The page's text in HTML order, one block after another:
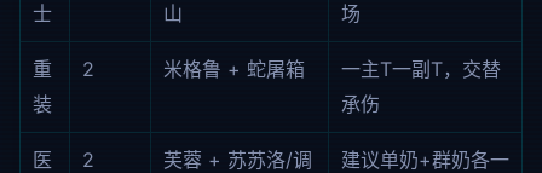
士
山
场
重
装
2 米格鲁 + 蛇屠箱
一主T一副T，交替
承伤
医
2
芙蓉 + 苏苏洛/调
建议单奶+群奶各一